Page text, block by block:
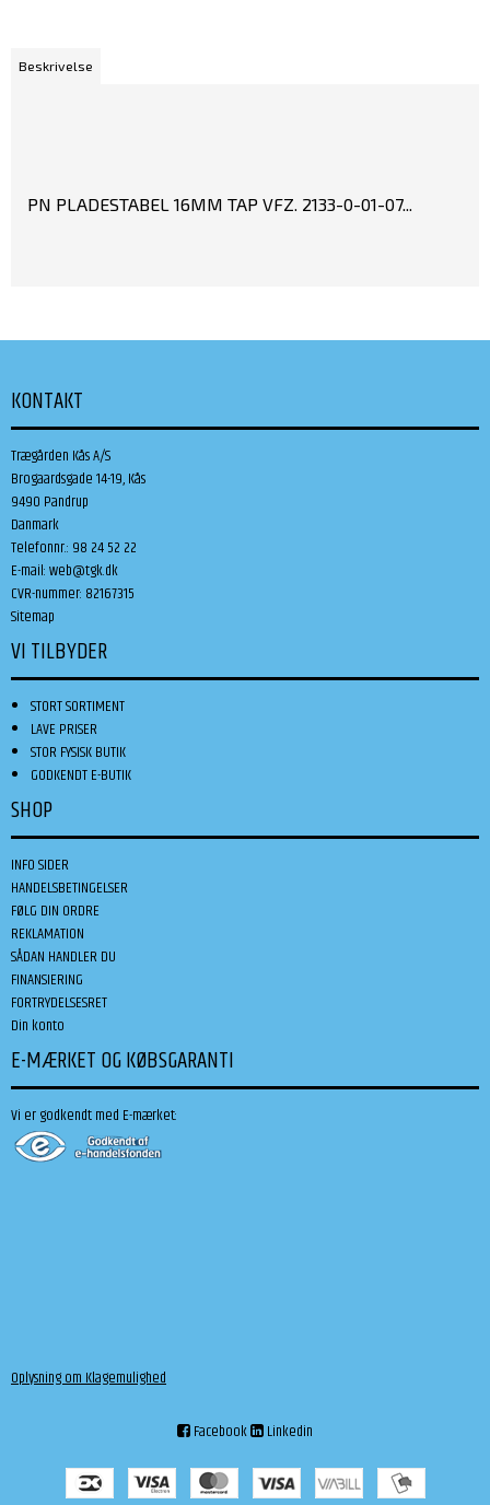
Beskrivelse
PN PLADESTABEL 16MM TAP VFZ. 2133-0-01-07...
KONTAKT
Trægården Kås A/S
Brogaardsgade 14-19, Kås
9490 Pandrup
Danmark
Telefonnr.: 98 24 52 22
E-mail:web@tgk.dk
CVR-nummer: 82167315
Sitemap
VI TILBYDER
STORT SORTIMENT
LAVE PRISER
STOR FYSISK BUTIK
GODKENDT E-BUTIK
SHOP
INFO SIDER
HANDELSBETINGELSER
FØLG DIN ORDRE
REKLAMATION
SÅDAN HANDLER DU
FINANSIERING
FORTRYDELSESRET
Din konto
E-MÆRKET OG KØBSGARANTI
Vi er godkendt med E-mærket:
Oplysning om Klagemulighed
Facebook Linkedin